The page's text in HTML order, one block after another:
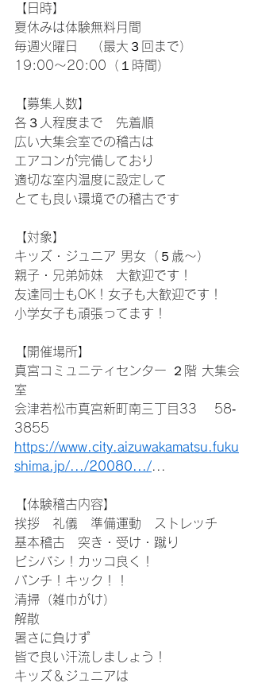
【日時】
夏休みは体験無料月間
毎週火曜日　（最大３回まで）
19:00～20:00（１時間）
【募集人数】
各３人程度まで　先着順
広い大集会室での稽古は
エアコンが完備しており
適切な室内温度に設定して
とても良い環境での稽古です
【対象】
キッズ・ジュニア 男女（５歳～）
親子・兄弟姉妹　大歓迎です！
友達同士もOK！女子も大歓迎です！
小学女子も頑張ってます！
【開催場所】
真宮コミュニティセンター ２階 大集会
室
会津若松市真宮新町南三丁目33 　58‐
3855
https://www.city.aizuwakamatsu.fuku
shima.jp/.../20080.../
【体験稽古内容】
挨拶　礼儀　準備運動　ストレッチ
基本稽古　突き・受け・蹴り
ビシバシ！カッコ良く！
パンチ！キック！！
清掃（雑巾がけ）
解散
暑さに負けず
皆で良い汗流しましょう！
キッズ＆ジュニアは